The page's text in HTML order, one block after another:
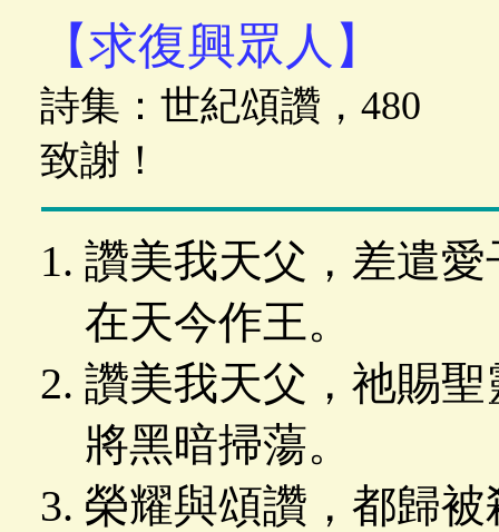
【求復興眾人】
詩集：世紀頌讚，
致謝！
讚美我天父，差遣
在天今作王。
讚美我天父，祂賜
將黑暗掃蕩。
榮耀與頌讚，都歸